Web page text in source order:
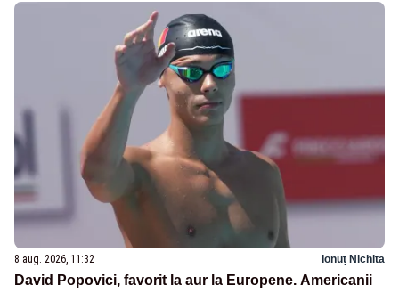
8 aug. 2026, 11:32 Ionuț Nichita
David Popovici, favorit la aur la Europene. Americanii